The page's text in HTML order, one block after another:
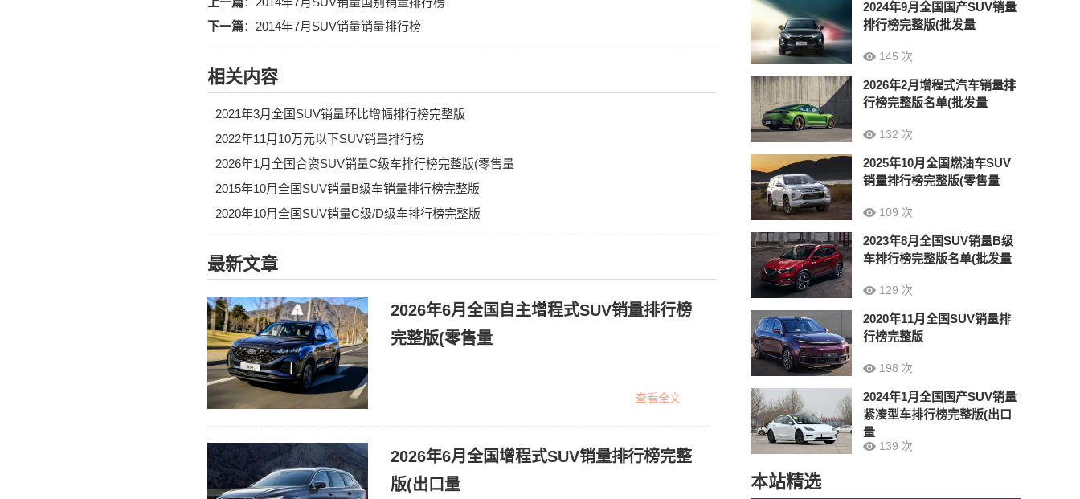
下一篇： 2014年7月SUV销量销量排行榜
相关内容
2021年3月全国SUV销量环比增幅排行榜完整版
2022年11月10万元以下SUV销量排行榜
2026年1月全国合资SUV销量C级车排行榜完整版(零售量
2015年10月全国SUV销量B级车销量排行榜完整版
2020年10月全国SUV销量C级/D级车排行榜完整版
最新文章
2026年6月全国自主增程式SUV销量排行榜
完整版(零售量
查看全文
2026年6月全国增程式SUV销量排行榜完整
版(出口量
2024年9月全国国产SUV销量
排行榜完整版(批发量
145 次
2026年2月增程式汽车销量排
行榜完整版名单(批发量
132 次
2025年10月全国燃油车SUV
销量排行榜完整版(零售量
109 次
2023年8月全国SUV销量B级
车排行榜完整版名单(批发量
129 次
2020年11月全国SUV销量排
行榜完整版
198 次
2024年1月全国国产SUV销量
紧凑型车排行榜完整版(出口
量
139 次
本站精选